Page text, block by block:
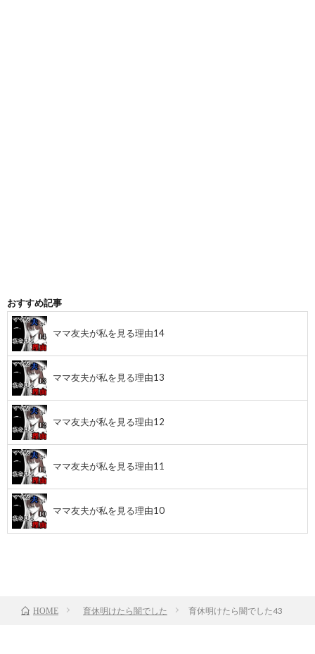
おすすめ記事
ママ友夫が私を見る理由14
ママ友夫が私を見る理由13
ママ友夫が私を見る理由12
ママ友夫が私を見る理由11
ママ友夫が私を見る理由10
HOME 育休明けたら闇でした 育休明けたら闇でした43